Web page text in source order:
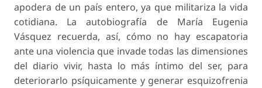
apodera de un país entero, ya que militariza la vida
cotidiana. La autobiografía de María Eugenia
Vásquez recuerda, así, cómo no hay escapatoria
ante una violencia que invade todas las dimensiones
del diario vivir, hasta lo más íntimo del ser, para
deteriorarlo psíquicamente y generar esquizofrenia